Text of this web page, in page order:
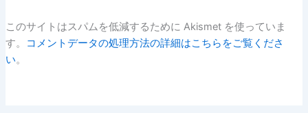
このサイトはスパムを低減するために Akismet を使っていま
す。
コメントデータの処理方法の詳細はこちらをご覧くださ
い。